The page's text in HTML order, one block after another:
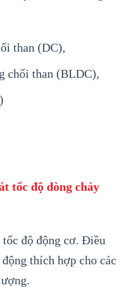
than (DC),
chổi than (BLDC),
tốc độ dòng chảy
độ động cơ. Điều
thích hợp cho các